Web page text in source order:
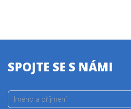
SPOJTE SE S NÁMI